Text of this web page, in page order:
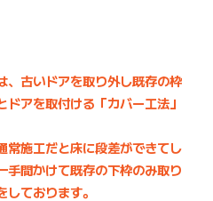
、古いドアを取り外し既存の枠
ドアを取付ける「カバー工法」
常施工だと床に段差ができてし
手間かけて既存の下枠のみ取り
しております。